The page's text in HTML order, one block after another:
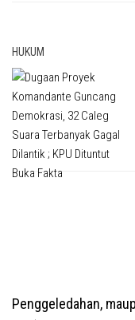
HUKUM
Penggeledahan,